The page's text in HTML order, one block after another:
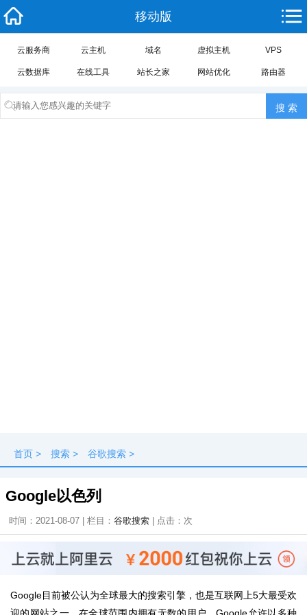
移动版
云服务商 云主机 域名 虚拟主机 VPS
云数据库 在线工具 站长之家 网站优化 路由器
首页 > 搜索 > 谷歌搜索 >
Google以色列
时间：2021-08-07 | 栏目： 谷歌搜索 | 点击： 次
Google目前被公认为全球最大的搜索引擎，也是互联网上5大最受欢